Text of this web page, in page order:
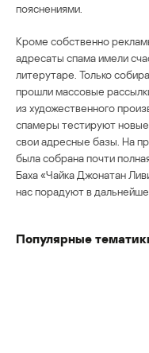
пояснениями.
Кроме собственно
адресаты спама имели
литерутаре. Только
прошли массовые
из художественного
спамеры тестируют
свои адресные базы. На
была собрана почти
Баха «Чайка Джонатан
нас порадуют в
Популярные